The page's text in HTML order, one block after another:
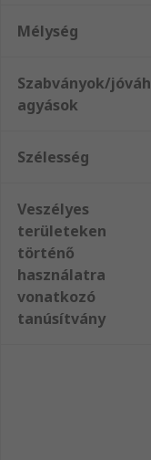
Mélység
Szabványok/jóváh
agyások
Szélesség
Veszélyes
területeken
történő
használatra
vonatkozó
tanúsítvány